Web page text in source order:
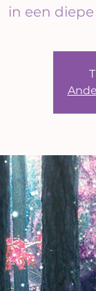
in een